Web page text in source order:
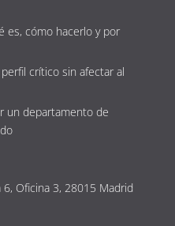
es, cómo hacerlo y por
crítico sin afectar al
un departamento de
6, Oficina 3, 28015 Madrid